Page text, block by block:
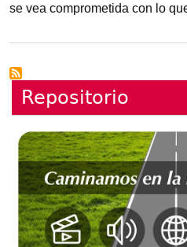
se vea comprometida con lo
Repositorio